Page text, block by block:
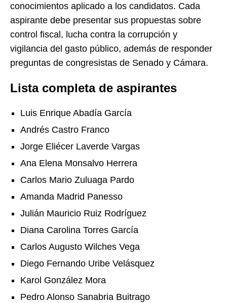
conocimientos aplicado a los candidatos. Cada
aspirante debe presentar sus propuestas sobre
control fiscal, lucha contra la corrupción y
vigilancia del gasto público, además de responder
preguntas de congresistas de Senado y Cámara.
Lista completa de aspirantes
Luis Enrique Abadía García
Andrés Castro Franco
Jorge Eliécer Laverde Vargas
Ana Elena Monsalvo Herrera
Carlos Mario Zuluaga Pardo
Amanda Madrid Panesso
Julián Mauricio Ruiz Rodríguez
Diana Carolina Torres García
Carlos Augusto Wilches Vega
Diego Fernando Uribe Velásquez
Karol González Mora
Pedro Alonso Sanabria Buitrago